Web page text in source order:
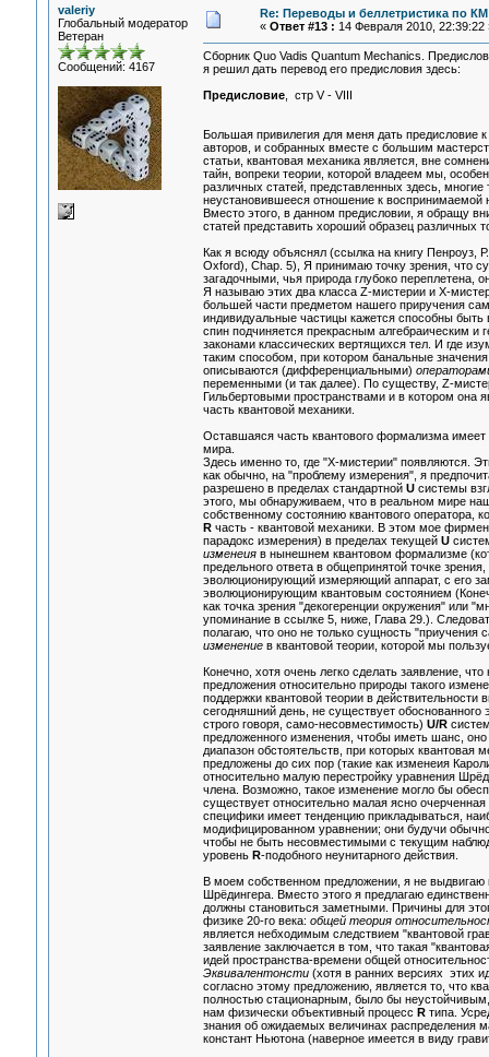
valeriy
Глобальный модератор
Ветеран
Сообщений: 4167
Re: Переводы и беллетристика по КМ
« Ответ #13 : 14 Февраля 2010, 22:39:22
Сборник Quo Vadis Quantum Mechanics.
я решил дать перевод его предисловия здесь:
Предисловие, стр V - VIII
Большая привилегия для меня дать
авторов, и собранных вместе с большим
статьи, квантовая механика является, вне
тайн, вопреки теории, которой владеем мы,
различных статей, представленных здесь,
неустановившееся отношение к
Вместо этого, в данном предисловии, я обращу
статей представить хороший образец различных
Как я всюду объяснял (ссылка на книгу Пенроуз,
Oxford), Chap. 5), Я принимаю точку зрения, что
загадочными, чья природа глубоко
Я называю этих два класса Z-мистерии и X-
большей части предметом нашего приручения
индивидуальные частицы кажется способны быть
спин подчиняется прекрасным алгебраическим и
законами классических вертящихся тел. И где
таким способом, при котором банальные
описываются (дифференциальными)
переменными (и так далее). По существу, Z-
Гильбертовыми пространствами и в котором она
часть квантовой механики.
Оставшаяся часть квантового формализма имеет
мира.
Здесь именно то, где "X-мистерии" появляются.
как обычно, на "проблему измерения", я
разрешено в пределах стандартной Uсистемы
этого, мы обнаруживаем, что в реальном мире
собственному состоянию квантового оператора,
Rчасть - квантовой механики. В этом мое
парадокс измерения) в пределах текущей U
изменеияв нынешнем квантовом формализме
предельного ответа в общепринятой точке
эволюционирующий измеряющий аппарат, с его
эволюционирующим квантовым состоянием
как точка зрения "декогеренции окружения" или
упоминание в ссылке 5, ниже, Глава 29.).
полагаю, что оно не только сущность "приучения
изменениев квантовой теории, которой мы
Конечно, хотя очень легко сделать заявление,
предложения относительно природы такого
поддержки квантовой теории в
сегодняшний день, не существует обоснованного
строго говоря, само-несовместимость) U/R
предложенного изменения, чтобы иметь шанс,
диапазон обстоятельств, при которых
предложены до сих пор (такие как изменеия
относительно малую перестройку уравнения
члена. Возможно, такое изменение могло бы
существует относительно малая ясно
специфики имеет тенденцию прикладываться,
модифицированном уравнении; они будучи
чтобы не быть несовместимыми с текущим
уровень R-подобного неунитарного действия.
В моем собственном предложении, я не
Шрёдингера. Вместо этого я предлагаю
должны становиться заметными. Причины для
физике 20-го века: общей теория
является небходимым следствием "квантовой
заявление заключается в том, что такая
идей пространства-времени общей
Эквивалентонсти(хотя в ранних версиях этих
согласно этому предложению, является то, что
полностью стационарным, было бы
нам физически объективный процесс Rтипа.
знания об ожидаемых величинах распределения
констант Ньютона (наверное имеется в виду